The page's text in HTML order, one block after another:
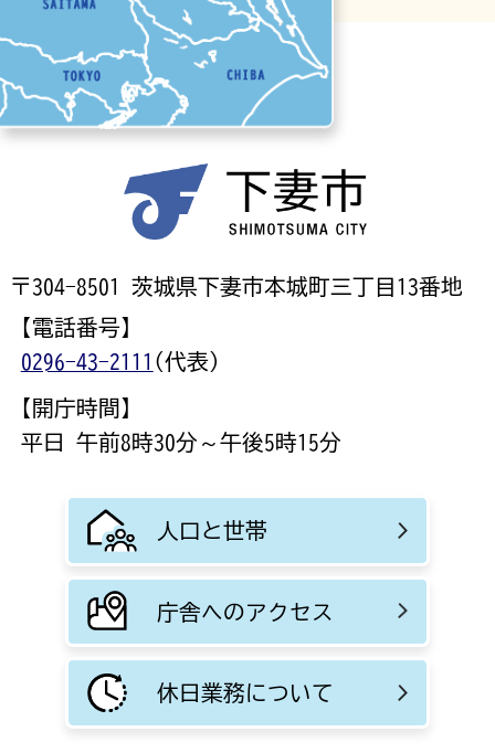
〒304-8501 茨城県下妻市本城町三丁目13番地
【電話番号】
0296-43-2111 (代表)
【開庁時間】
平日 午前8時30分～午後5時15分
人口と世帯
庁舎へのアクセス
休日業務について